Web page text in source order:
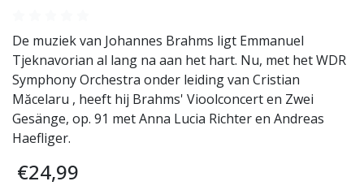
De muziek van Johannes Brahms ligt Emmanuel
Tjeknavorian al lang na aan het hart. Nu, met het WDR
Symphony Orchestra onder leiding van Cristian
Măcelaru , heeft hij Brahms' Vioolconcert en Zwei
Gesänge, op. 91 met Anna Lucia Richter en Andreas
Haefliger.
€24,99